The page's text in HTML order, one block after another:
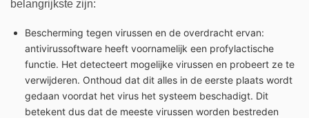
belangrijkste zijn:
Bescherming tegen virussen en de overdracht ervan:
antivirussoftware heeft voornamelijk een profylactische
functie. Het detecteert mogelijke virussen en probeert ze te
verwijderen. Onthoud dat dit alles in de eerste plaats wordt
gedaan voordat het virus het systeem beschadigt. Dit
betekent dus dat de meeste virussen worden bestreden